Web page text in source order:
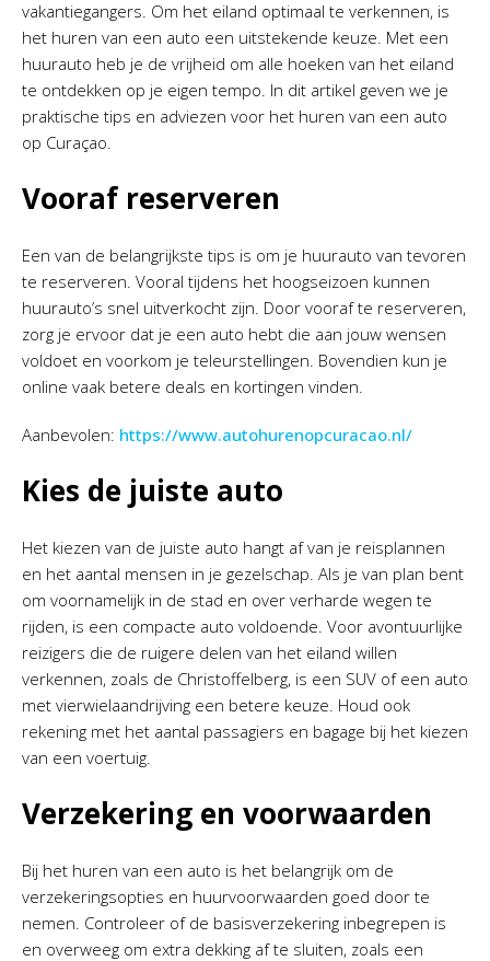
vakantiegangers. Om het eiland optimaal te verkennen, is
het huren van een auto een uitstekende keuze. Met een
huurauto heb je de vrijheid om alle hoeken van het eiland
te ontdekken op je eigen tempo. In dit artikel geven we je
praktische tips en adviezen voor het huren van een auto
op Curaçao.
Vooraf reserveren
Een van de belangrijkste tips is om je huurauto van tevoren
te reserveren. Vooral tijdens het hoogseizoen kunnen
huurauto’s snel uitverkocht zijn. Door vooraf te reserveren,
zorg je ervoor dat je een auto hebt die aan jouw wensen
voldoet en voorkom je teleurstellingen. Bovendien kun je
online vaak betere deals en kortingen vinden.
Aanbevolen: https://www.autohurenopcuracao.nl/
Kies de juiste auto
Het kiezen van de juiste auto hangt af van je reisplannen
en het aantal mensen in je gezelschap. Als je van plan bent
om voornamelijk in de stad en over verharde wegen te
rijden, is een compacte auto voldoende. Voor avontuurlijke
reizigers die de ruigere delen van het eiland willen
verkennen, zoals de Christoffelberg, is een SUV of een auto
met vierwielaandrijving een betere keuze. Houd ook
rekening met het aantal passagiers en bagage bij het kiezen
van een voertuig.
Verzekering en voorwaarden
Bij het huren van een auto is het belangrijk om de
verzekeringsopties en huurvoorwaarden goed door te
nemen. Controleer of de basisverzekering inbegrepen is
en overweeg om extra dekking af te sluiten, zoals een